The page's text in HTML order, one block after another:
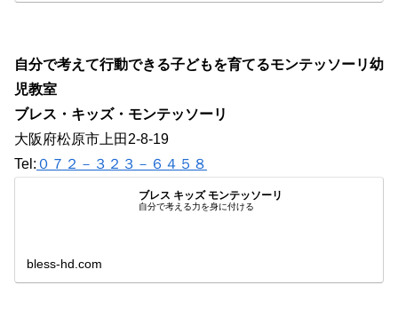
自分で考えて行動できる子どもを育てるモンテッソーリ幼
児教室
ブレス・キッズ・モンテッソーリ
大阪府松原市上田2-8-19
Tel: ０７２－３２３－６４５８
ブレス キッズ モンテッソーリ
自分で考える力を身に付ける
bless-hd.com